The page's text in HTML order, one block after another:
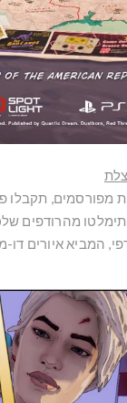
תקבלו
ותימלטו מהרודפים
המביא איורים